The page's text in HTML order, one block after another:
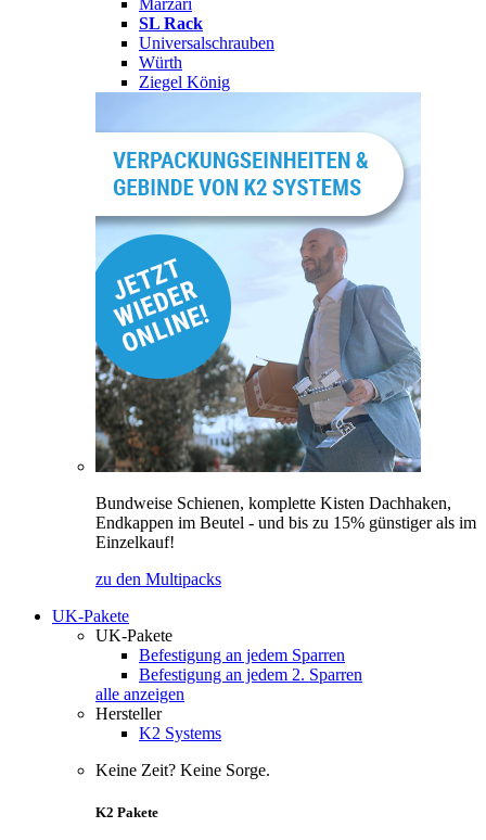
SL Rack
Universalschrauben
Würth
Ziegel König
Bundweise Schienen, komplette Kisten Dachhaken,
Endkappen im Beutel - und bis zu 15% günstiger als im
Einzelkauf!
zu den Multipacks
UK-Pakete
UK-Pakete
Befestigung an jedem Sparren
Befestigung an jedem 2. Sparren
alle anzeigen
Hersteller
K2 Systems
Keine Zeit? Keine Sorge.
K2 Pakete